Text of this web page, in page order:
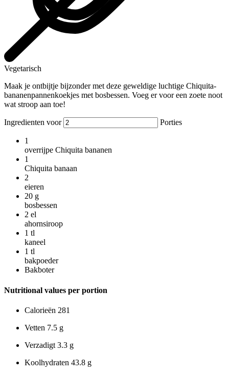
Vegetarisch
Maak je ontbijtje bijzonder met deze geweldige luchtige Chiquita-
bananenpannenkoekjes met bosbessen. Voeg er voor een zoete noot
wat stroop aan toe!
Ingredienten voor Porties
1
overrijpe Chiquita bananen
1
Chiquita banaan
2
eieren
20 g
bosbessen
2 el
ahornsiroop
1 tl
kaneel
1 tl
bakpoeder
Bakboter
Nutritional values per portion
Calorieën 281
Vetten 7.5 g
Verzadigt 3.3 g
Koolhydraten 43.8 g